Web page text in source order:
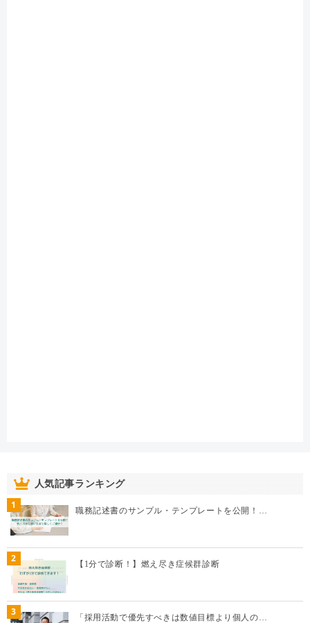
人気記事ランキング
1 職務記述書のサンプル・テンプレートを公開！…
2 【1分で診断！】燃え尽き症候群診断
3 「採用活動で優先すべきは数値目標より個人の…